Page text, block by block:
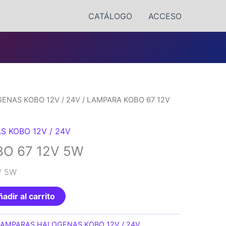
CATÁLOGO ACCESO
KOBO 12V / 24V / LAMPARA KOBO 67 12V
KOBO 12V / 24V
67 12V 5W
5W
al carrito
HALOGENAS KOBO 12V / 24V